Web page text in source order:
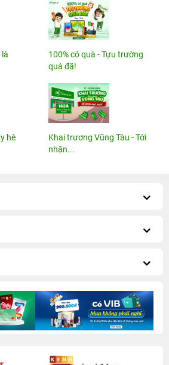
là
100% có quà - Tựu trường
quá đã!
hè
Khai trương Vũng Tàu - Tới
nhận...